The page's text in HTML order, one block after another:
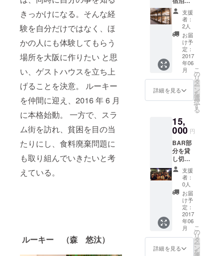
きっかけになる。そんな経
験を自分だけではなく、ほ
かの人にも体験してもらう
場所を大阪に作りたい と思
い、ゲストハウスを立ち上
げることを決意。 ルーキー
を仲間に迎え、2016 年 6 月
に本格始動。 一方で、スラ
ム街を訪れ、貧困を目の当
たりにし、食料廃棄問題に
も取り組んでいきたいと考
えている。
ルーキー （森 悠汰）
５枚を
リター
ンとし
てお返
ししま
支援
者：
2人
お届
け予
定：
2017
年06
月
詳細を見る
こ
の
リ
タ
ー
ン
を
選
択
す
る
15,
000 円
BAR部
分を貸
し切っ
てイベ
ントを
する権
利（1
回） 飲
み会、
ワーク
ショッ
プ、ア
コース
ティッ
クライ
支援
者：
0人
お届
け予
定：
2017
年06
月
詳細を見る
こ
の
リ
タ
ー
ン
を